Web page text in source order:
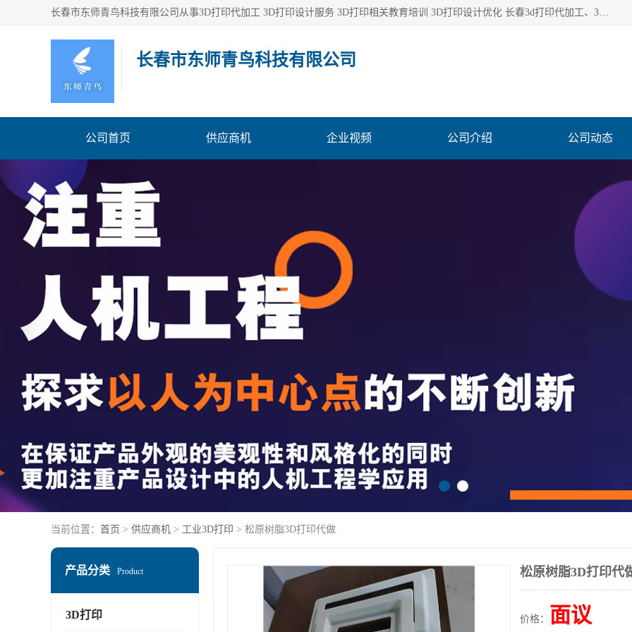
长春市东师青鸟科技有限公司从事3D打印代加工 3D打印设计服务 3D打印相关教育培训 3D打印设计优化 长春3d打印代加工、3D打印代加工及设计服务、3D打印相关教育培训、专利代理及优化、3D打印上下游技术服务，深耕工业设计、机械设计、3D打印多年年，拥有多项技术，辅助数十位客户完成自己的发明及实用新型专利。
长春市东师青鸟科技有限公司
公司首页 供应商机 企业视频 公司介绍 公司动态
当前位置： 首页 > 供应商机 > 工业3D打印 > 松原树脂3D打印代做
产品分类 Product
3D打印
松原树脂3D打印代
价格： 面议